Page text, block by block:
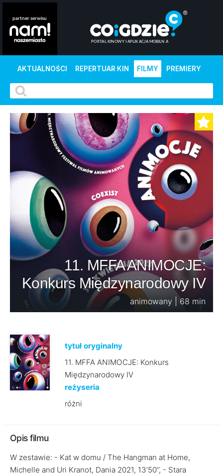
AKTUALNOŚCI REPERTUAR KIN FILMY PREMIERY
11. MFFA ANIMOCJE:
Konkurs Międzynarodowy IV
animowany | 68 min
tytuł oryginalny
11. MFFA ANIMOCJE: Konkurs
Międzynarodowy IV
reżyseria
różni
Opis filmu
W zestawie: - Kat w domu / The Hangman at Home,
Michelle and Uri Kranot, Dania 2021, 13’50’’, - Stara